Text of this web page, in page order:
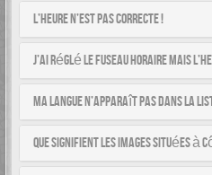
L’heure n’est pas correcte !
J’ai réglé le fuseau horaire mais
Ma langue n’apparaît pas dans la
Que signifient les images situées à